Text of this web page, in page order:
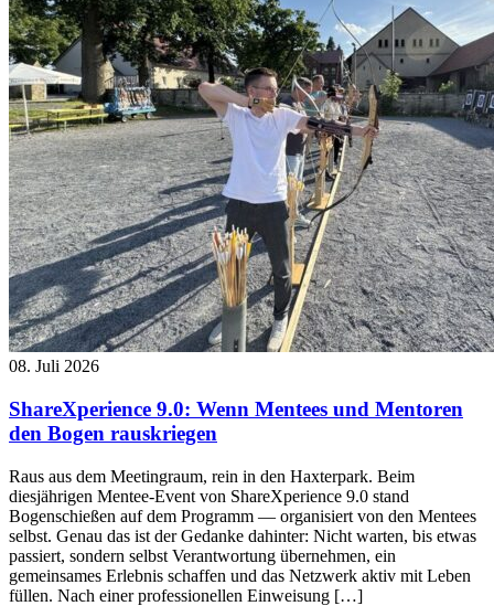
08. Juli 2026
ShareXperience 9.0: Wenn Mentees und Mentoren
den Bogen rauskriegen
Raus aus dem Meetingraum, rein in den Haxterpark. Beim
diesjährigen Mentee-Event von ShareXperience 9.0 stand
Bogenschießen auf dem Programm — organisiert von den Mentees
selbst. Genau das ist der Gedanke dahinter: Nicht warten, bis etwas
passiert, sondern selbst Verantwortung übernehmen, ein
gemeinsames Erlebnis schaffen und das Netzwerk aktiv mit Leben
füllen. Nach einer professionellen Einweisung […]